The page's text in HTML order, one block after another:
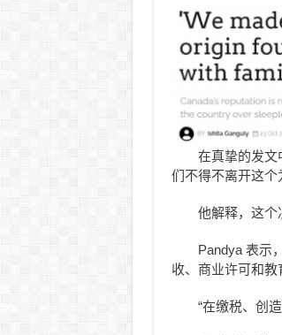
在真挚的发文
们不得不离开这个
他解释，这个
Pandya 表示
收、商业许可和教
“在缴税、创